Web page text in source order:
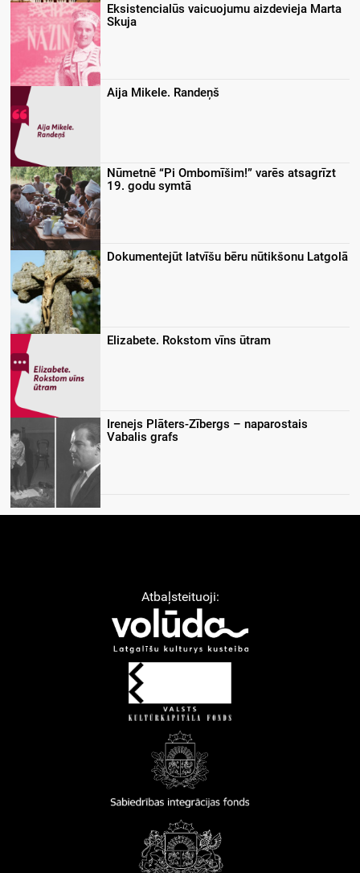
Eksistencialūs vaicuojumu aizdevieja Marta
Skuja
Aija Mikele. Randeņš
Nūmetnē “Pi Ombomīšim!” varēs atsagrīzt
19. godu symtā
Dokumentejūt latvīšu bēru nūtikšonu Latgolā
Elizabete. Rokstom vīns ūtram
Irenejs Plāters-Zībergs – naparostais
Vabalis grafs
Atbaļsteituoji: